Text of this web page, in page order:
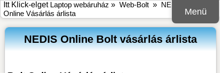
Menü
Itt Klick-elget Laptop webáruház » Web-Bolt » NEDIS Bolt
Online Vásárlás árlista
NEDIS Online Bolt vásárlás árlista